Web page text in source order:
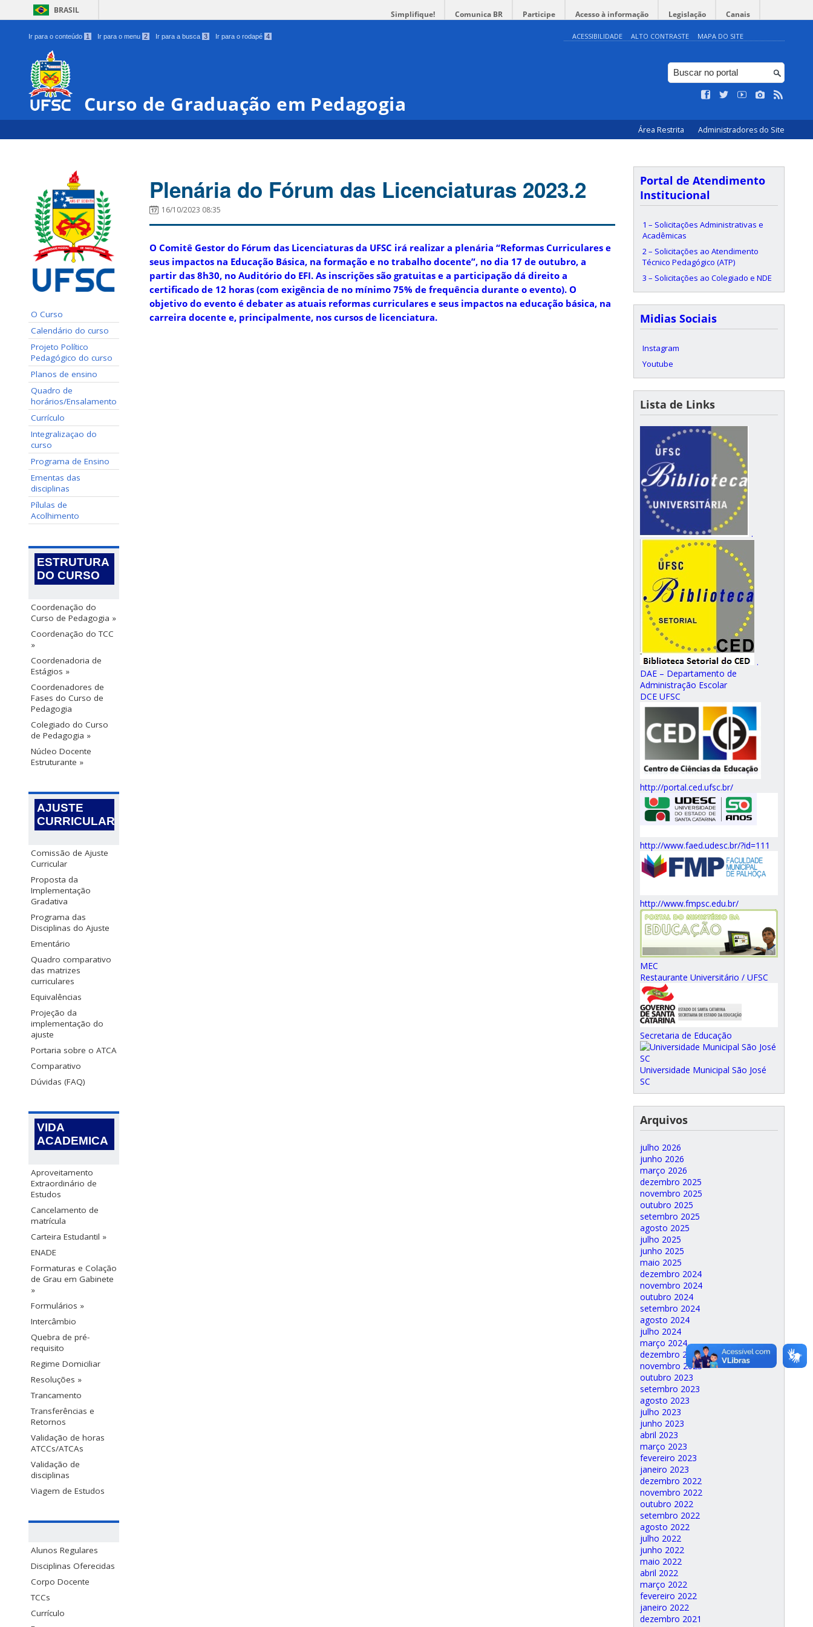
BRASIL Simplifique! Comunica BR Participe Acesso à informação Legislação Canais
Ir para o conteúdo 1 Ir para o menu 2 Ir para a busca 3 Ir para o rodapé 4 ACESSIBILIDADE ALTO CONTRASTE MAPA DO SITE
Curso de Graduação em Pedagogia
Área Restrita Administradores do Site
O Curso
Calendário do curso
Projeto Político
Pedagógico do curso
Planos de ensino
Quadro de
horários/Ensalamento
Currículo
Integralizaçao do
curso
Programa de Ensino
Ementas das
disciplinas
Pílulas de
Acolhimento
ESTRUTURA
DO CURSO
Coordenação do
Curso de Pedagogia »
Coordenação do TCC
»
Coordenadoria de
Estágios »
Coordenadores de
Fases do Curso de
Pedagogia
Colegiado do Curso
de Pedagogia »
Núcleo Docente
Estruturante »
AJUSTE
CURRICULAR
Comissão de Ajuste
Curricular
Proposta da
Implementação
Gradativa
Programa das
Disciplinas do Ajuste
Ementário
Quadro comparativo
das matrizes
curriculares
Equivalências
Projeção da
implementação do
ajuste
Portaria sobre o ATCA
Comparativo
Dúvidas (FAQ)
VIDA
ACADEMICA
Aproveitamento
Extraordinário de
Estudos
Cancelamento de
matrícula
Carteira Estudantil »
ENADE
Formaturas e Colação
de Grau em Gabinete
»
Formulários »
Intercâmbio
Quebra de pré-
requisito
Regime Domiciliar
Resoluções »
Trancamento
Transferências e
Retornos
Validação de horas
ATCCs/ATCAs
Validação de
disciplinas
Viagem de Estudos
Alunos Regulares
Disciplinas Oferecidas
Corpo Docente
TCCs
Currículo
Plenária do Fórum das Licenciaturas 2023.2
16/10/2023 08:35
O Comitê Gestor do Fórum das Licenciaturas da UFSC irá realizar a plenária “Reformas Curriculares e
seus impactos na Educação Básica, na formação e no trabalho docente”, no dia 17 de outubro, a
partir das 8h30, no Auditório do EFI. As inscrições são gratuitas e a participação dá direito a
certificado de 12 horas (com exigência de no mínimo 75% de frequência durante o evento). O
objetivo do evento é debater as atuais reformas curriculares e seus impactos na educação básica, na
carreira docente e, principalmente, nos cursos de licenciatura.
Portal de Atendimento
Institucional
1 – Solicitações Administrativas e
Acadêmicas
2 – Solicitações ao Atendimento
Técnico Pedagógico (ATP)
3 – Solicitações ao Colegiado e NDE
Midias Sociais
Instagram
Youtube
Lista de Links
.
.
DAE – Departamento de
Administração Escolar
DCE UFSC
http://portal.ced.ufsc.br/
http://www.faed.udesc.br/?id=111
http://www.fmpsc.edu.br/
MEC
Restaurante Universitário / UFSC
Secretaria de Educação
Universidade Municipal São José
SC
Arquivos
julho 2026
junho 2026
março 2026
dezembro 2025
novembro 2025
outubro 2025
setembro 2025
agosto 2025
julho 2025
junho 2025
maio 2025
dezembro 2024
novembro 2024
outubro 2024
setembro 2024
agosto 2024
julho 2024
março 2024
dezembro 2023
novembro 2023
outubro 2023
setembro 2023
agosto 2023
julho 2023
junho 2023
abril 2023
março 2023
fevereiro 2023
janeiro 2023
dezembro 2022
novembro 2022
outubro 2022
setembro 2022
agosto 2022
julho 2022
junho 2022
maio 2022
abril 2022
março 2022
fevereiro 2022
janeiro 2022
dezembro 2021